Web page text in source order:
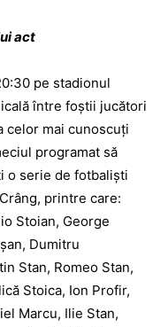
act
pe stadionul
între foştii jucători
celor mai cunoscuţi
programat să
o serie de fotbalişti
printre care:
Stoian, George
Dumitru
Stan, Romeo Stan,
Stoica, Ion Profir,
Marcu, Ilie Stan,